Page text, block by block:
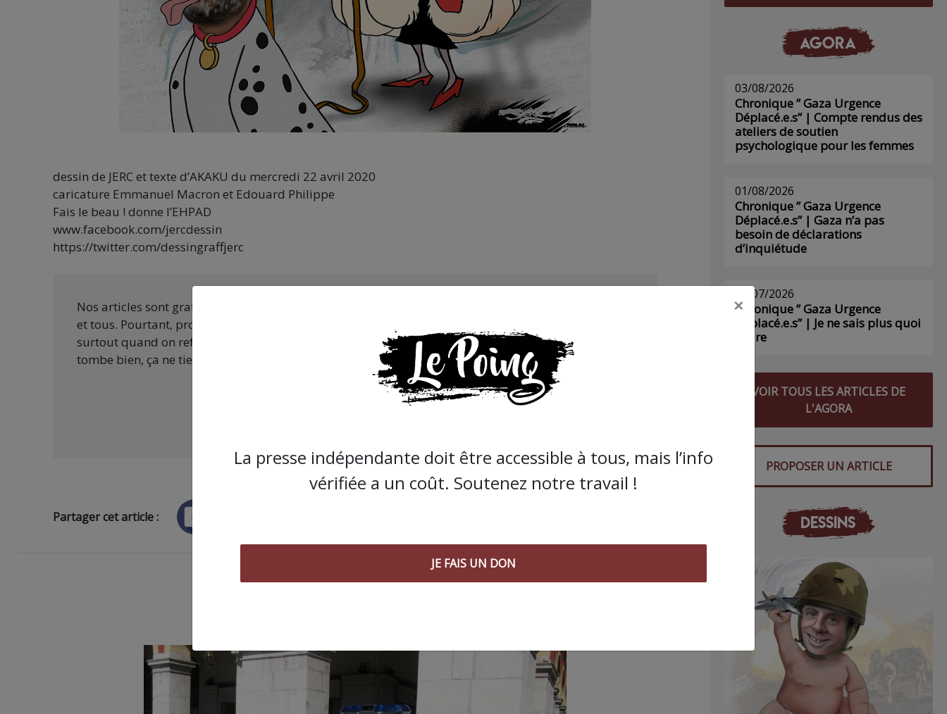
dessin de JERC et texte d’AKAKU du mercredi 22 avril 2020
caricature Emmanuel Macron et Edouard Philippe
Fais le beau ! donne l’EHPAD
www.facebook.com/jercdessin
https://twitter.com/dessingraffjerc
Nos articles sont gratuits car nous pensons que la presse indépendante doit être accessible à toutes
et tous. Pourtant, produire une information engagée et de qualité nécessite du temps et de l’argent,
surtout quand on refuse d’être aux ordres de Bolloré et de ses amis… Pourvu que ça dure ! Ça
tombe bien, ça ne tient qu’à vous :
Partager cet article :
AGORA
03/08/2026
Chronique ” Gaza Urgence
Déplacé.e.s” | Compte rendus des
ateliers de soutien
psychologique pour les femmes
01/08/2026
Chronique ” Gaza Urgence
Déplacé.e.s” | Gaza n’a pas
besoin de déclarations
d’inquiétude
29/07/2026
Chronique ” Gaza Urgence
Déplacé.e.s” | Je ne sais plus quoi
écrire
VOIR TOUS LES ARTICLES DE
L'AGORA
PROPOSER UN ARTICLE
DESSINS
×
La presse indépendante doit être accessible à tous, mais l’info
vérifiée a un coût. Soutenez notre travail !
JE FAIS UN DON